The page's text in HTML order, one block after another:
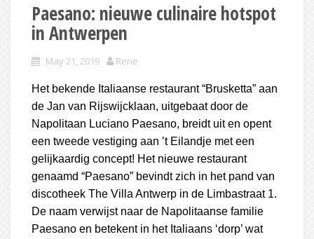
Paesano: nieuwe culinaire hotspot
in Antwerpen
May 21, 2019 Rene
Het bekende Italiaanse restaurant “Brusketta” aan
de Jan van Rijswijcklaan, uitgebaat door de
Napolitaan Luciano Paesano, breidt uit en opent
een tweede vestiging aan ’t Eilandje met een
gelijkaardig concept! Het nieuwe restaurant
genaamd “Paesano” bevindt zich in het pand van
discotheek The Villa Antwerp in de Limbastraat 1.
De naam verwijst naar de Napolitaanse familie
Paesano en betekent in het Italiaans ‘dorp’ wat